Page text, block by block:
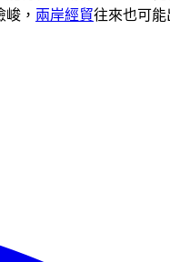
， 兩岸經貿往來也可